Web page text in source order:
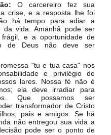
O carcereiro fez sua
crise, e a resposta lhe foi
há tempo para adiar a
da vida. Amanhã pode ser
e a oportunidade de
de Deus não deve ser
"tu e tua casa" nos
e privilégio de
lares. Nossa fé não é
ela deve irradiar para
Que possamos ser
transformador de Cristo
pais e amigos. Se há
não entregou sua vida a
pode ser o ponto de